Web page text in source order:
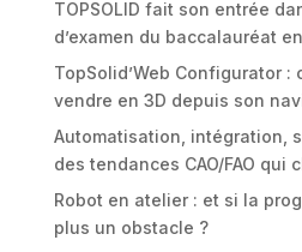
TOPSOLID fait son entrée
d’examen du baccalauréat
TopSolid’Web Configurator
vendre en 3D depuis son
Automatisation, intégration,
des tendances CAO/FAO qui
Robot en atelier : et si la
plus un obstacle ?